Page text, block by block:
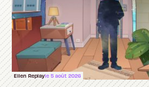
Ellen Replayle 5 août 2026